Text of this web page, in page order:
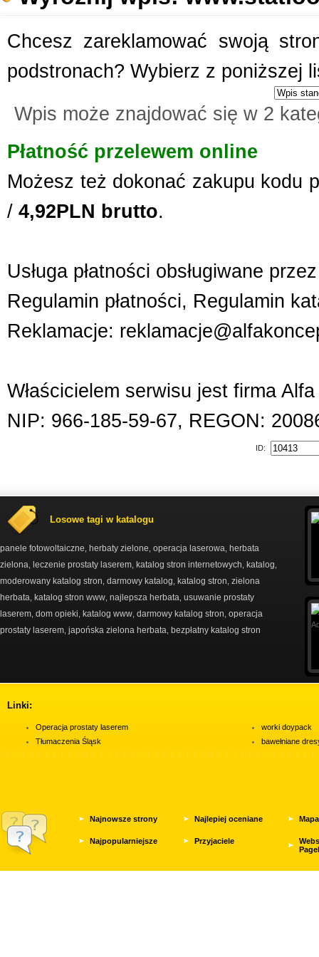
Chcesz zareklamować swoją
podstronach? Wybierz z poniższej
Wpis może znajdować się w 2
Płatność przelewem online
Możesz też dokonać zakupu kodu
/ 4,92PLN brutto.
Usługa płatności obsługiwane
Regulamin płatności, Regulamin
Reklamacje:
Właścicielem serwisu jest firma
NIP: 966-185-59-67, REGON:
ID:
Losowe tagi w katalogu
panele fotowoltaiczne herbaty zielone operacja laserowa herbata
zielona
leczenie prostaty laserem katalog stron internetowych katalog
moderowany katalog stron darmowy katalog katalog stron zielona
herbata katalog stron www najlepsza herbata usuwanie prostaty
laserem dom opieki katalog www darmowy katalog stron operacja
prostaty laserem japońska zielona herbata bezpłatny katalog stron
Linki:
Operacja prostaty laserem
Tłumaczenia Śląsk
worki doypack
bawełniane
Najnowsze strony Najlepiej oceniane
Najpopularniejsze Przyjaciele